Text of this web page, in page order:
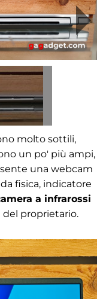
molto sottili,
un po' più ampi,
una webcam
fisica, indicatore
a infrarossi
proprietario.